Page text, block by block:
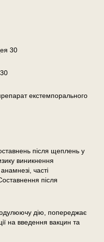
30
екстемпорального
після щеплень у
виникнення
часті
після
дію, попереджає
на введення вакцин та